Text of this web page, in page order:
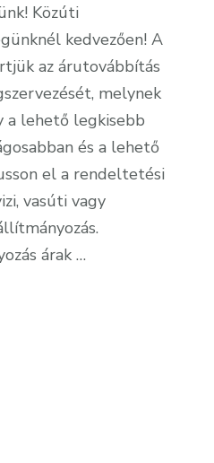
Közúti
kedvezően! A
az árutovábbítás
melynek
a lehető legkisebb
és a lehető
el a rendeltetési
vasúti vagy
árak …